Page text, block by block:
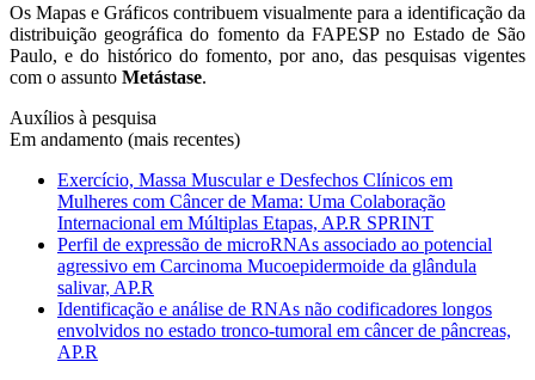
Os Mapas e Gráficos contribuem visualmente para a identificação da
distribuição geográfica do fomento da FAPESP no Estado de São
Paulo, e do histórico do fomento, por ano, das pesquisas vigentes
com o assunto Metástase.
Auxílios à pesquisa
Em andamento (mais recentes)
Exercício, Massa Muscular e Desfechos Clínicos em
Mulheres com Câncer de Mama: Uma Colaboração
Internacional em Múltiplas Etapas, AP.R SPRINT
Perfil de expressão de microRNAs associado ao potencial
agressivo em Carcinoma Mucoepidermoide da glândula
salivar, AP.R
Identificação e análise de RNAs não codificadores longos
envolvidos no estado tronco-tumoral em câncer de pâncreas,
AP.R